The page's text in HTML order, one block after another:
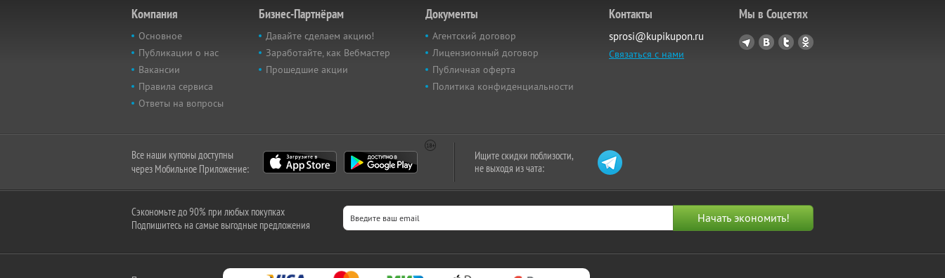
Компания
Основное
Публикации о нас
Вакансии
Правила сервиса
Ответы на вопросы
Бизнес-Партнёрам
Давайте сделаем акцию!
Заработайте, как Вебмастер
Прошедшие акции
Документы
Агентский договор
Лицензионный договор
Публичная оферта
Политика конфиденциальности
Контакты
sprosi@kupikupon.ru
Связаться с нами
Мы в Соцсетях
Все наши купоны доступны
через Мобильное Приложение:
Ищите скидки поблизости,
не выходя из чата:
Сэкономьте до 90% при любых покупках
Подпишитесь на самые выгодные предложения